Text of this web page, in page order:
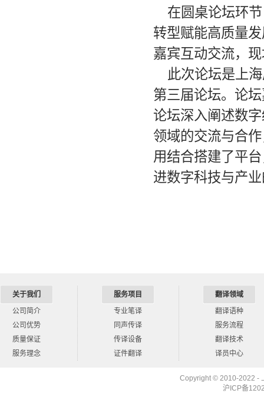
在圆桌论坛环
转型赋能高质量
嘉宾互动交流，
此次论坛是上
第三届论坛。论
论坛深入阐述数
领域的交流与合
用结合搭建了平
进数字科技与产
关于我们
公司简介
公司优势
质量保证
服务理念
服务项目
专业笔译
同声传译
传译设备
证件翻译
翻译领域
翻译语种
服务流程
翻译技术
译员中心
Copyright © 2010-2022 -
沪ICP备